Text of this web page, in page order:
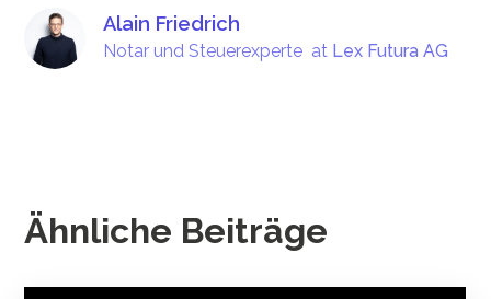
Alain Friedrich
Notar und Steuerexperte at Lex Futura AG
Ähnliche Beiträge